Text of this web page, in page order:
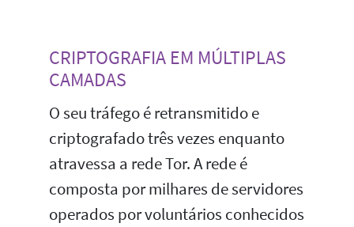
CRIPTOGRAFIA EM MÚLTIPLAS
CAMADAS
O seu tráfego é retransmitido e
criptografado três vezes enquanto
atravessa a rede Tor. A rede é
composta por milhares de servidores
operados por voluntários conhecidos